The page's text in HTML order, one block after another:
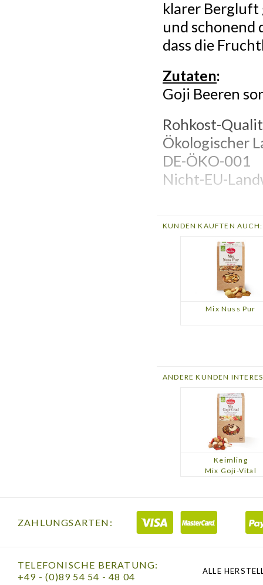
klarer Bergluft
und schonend
dass die
Zutaten:
Goji Beeren
Rohkost-
Ökologischer
DE-ÖKO-001
Nicht-EU-
Weitere
KUNDEN KAUFTEN AUCH:
Mix Nuss Pur
ANDERE KUNDEN
Keimling
Mix Goji-Vital
ZAHLUNGSARTEN:
TELEFONISCHE BERATUNG:
+49 - (0)89 54 54 - 48 04
ALLE